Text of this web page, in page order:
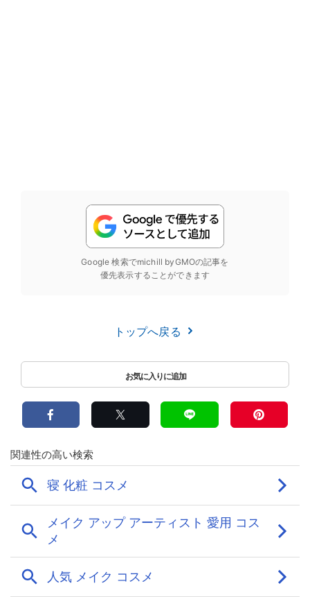
Google 検索でmichill byGMOの記事を
優先表示することができます
トップへ戻る